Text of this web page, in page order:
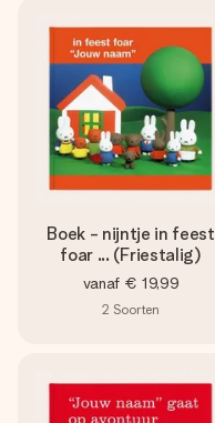
Boek - nijntje in feest
foar ... (Friestalig)
vanaf € 19,99
2 Soorten